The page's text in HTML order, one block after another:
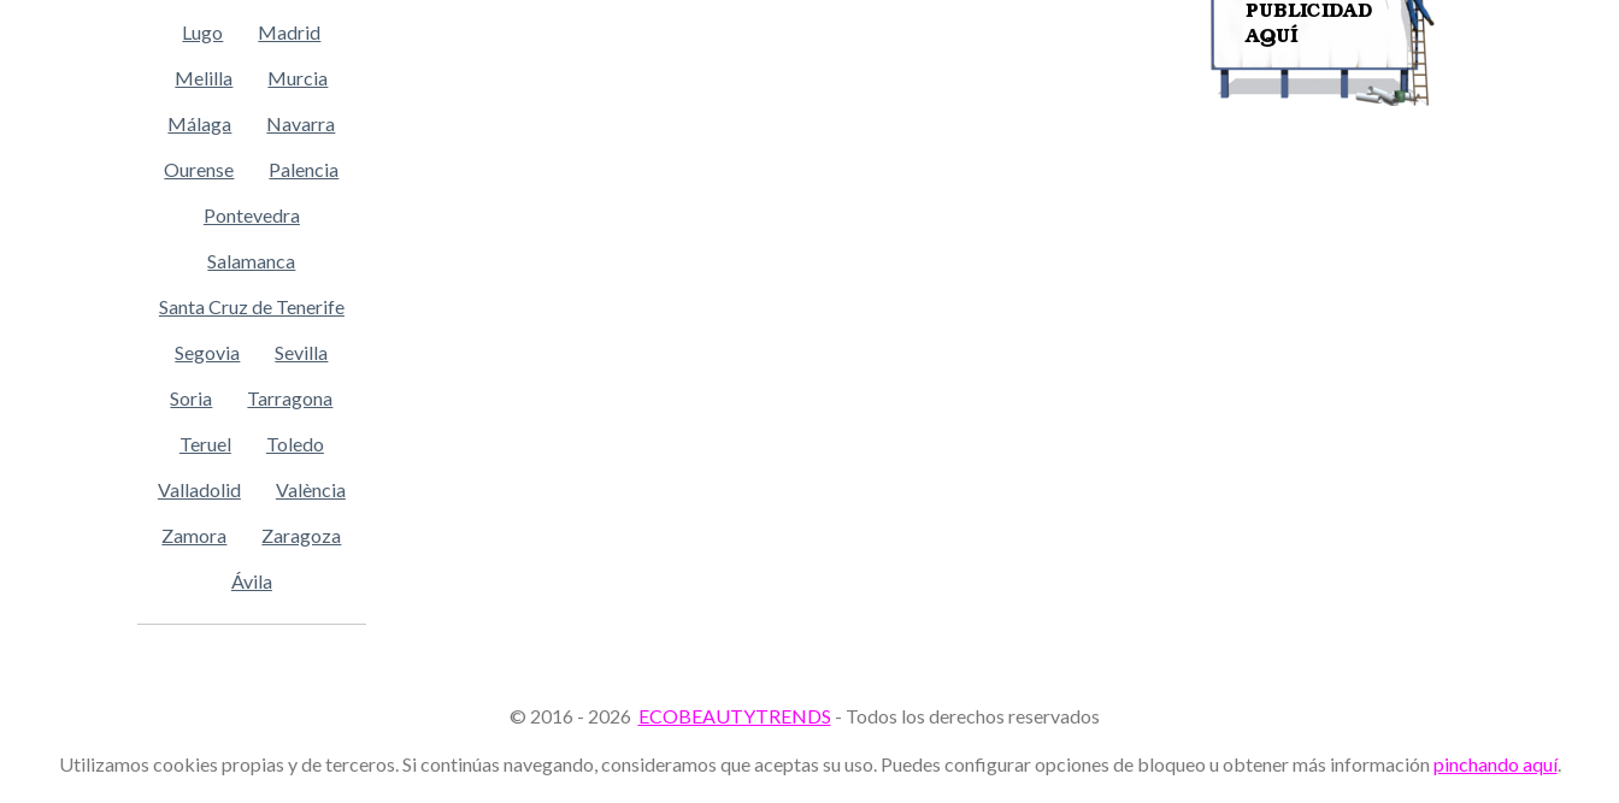
Lugo
Madrid
Melilla
Murcia
Málaga
Navarra
Ourense
Palencia
Pontevedra
Salamanca
Santa Cruz de Tenerife
Segovia
Sevilla
Soria
Tarragona
Teruel
Toledo
Valladolid
València
Zamora
Zaragoza
Ávila
© 2016 - 2026 ECOBEAUTYTRENDS - Todos los derechos reservados
Utilizamos cookies propias y de terceros. Si continúas navegando, consideramos que aceptas su uso. Puedes configurar opciones de bloqueo u obtener más información pinchando aquí.